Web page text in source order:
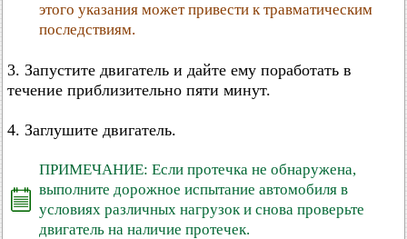
этого указания может привести к травматическим
последствиям.
3. Запустите двигатель и дайте ему поработать в
течение приблизительно пяти минут.
4. Заглушите двигатель.
ПРИМЕЧАНИЕ: Если протечка не обнаружена,
выполните дорожное испытание автомобиля в
условиях различных нагрузок и снова проверьте
двигатель на наличие протечек.